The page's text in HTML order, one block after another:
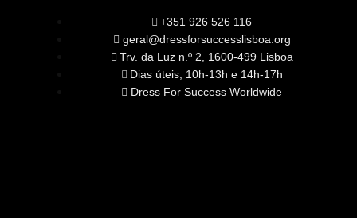
+351 926 526 116
geral@dressforsuccesslisboa.org
Trv. da Luz n.º 2, 1600-499 Lisboa
Dias úteis, 10h-13h e 14h-17h
Dress For Success Worldwide